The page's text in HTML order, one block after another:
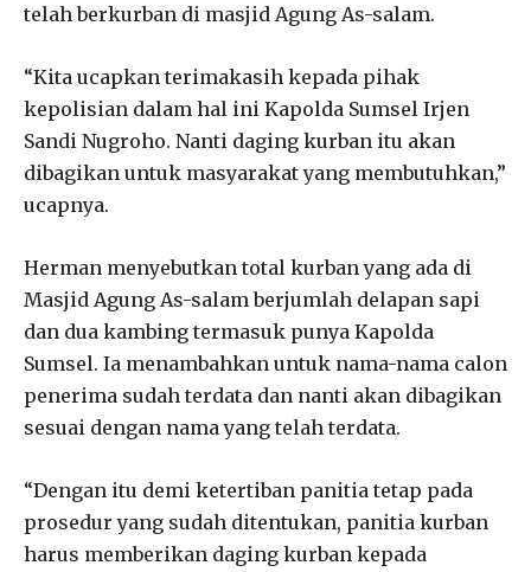
telah berkurban di masjid Agung As-salam.
“Kita ucapkan terimakasih kepada pihak
kepolisian dalam hal ini Kapolda Sumsel Irjen
Sandi Nugroho. Nanti daging kurban itu akan
dibagikan untuk masyarakat yang membutuhkan,”
ucapnya.
Herman menyebutkan total kurban yang ada di
Masjid Agung As-salam berjumlah delapan sapi
dan dua kambing termasuk punya Kapolda
Sumsel. Ia menambahkan untuk nama-nama calon
penerima sudah terdata dan nanti akan dibagikan
sesuai dengan nama yang telah terdata.
“Dengan itu demi ketertiban panitia tetap pada
prosedur yang sudah ditentukan, panitia kurban
harus memberikan daging kurban kepada